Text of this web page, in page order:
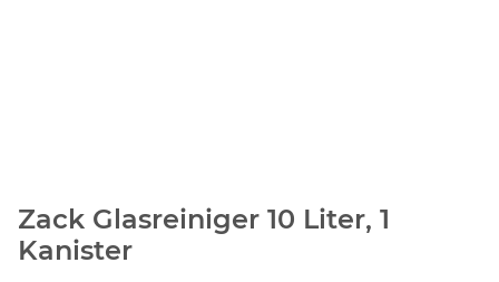
Zack Glasreiniger 10 Liter, 1
Kanister